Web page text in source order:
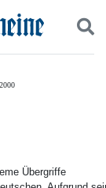
Übergriffe